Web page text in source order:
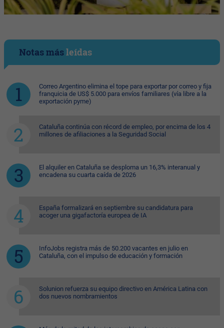
Notas másleídas
Correo Argentino elimina el tope para exportar por correo y fija
franquicia de US$ 5.000 para envíos familiares (vía libre a la
exportación pyme)
Cataluña continúa con récord de empleo, por encima de los 4
millones de afiliaciones a la Seguridad Social
El alquiler en Cataluña se desploma un 16,3% interanual y
encadena su cuarta caída de 2026
España formalizará en septiembre su candidatura para
acoger una gigafactoría europea de IA
InfoJobs registra más de 50.200 vacantes en julio en
Cataluña, con el impulso de educación y formación
Solunion refuerza su equipo directivo en América Latina con
dos nuevos nombramientos